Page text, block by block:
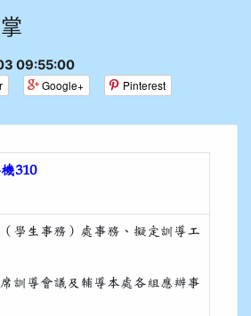
09:55:00
Google+ Pinterest
310
學生事務）處事務、擬定訓導工
訓導會議及輔導本處各組應辦事